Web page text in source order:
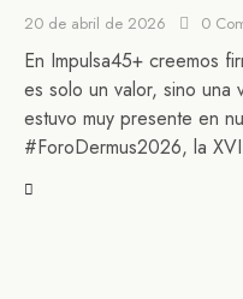
20 de abril de 2026 0
En Impulsa45+ creemos
es solo un valor, sino una
estuvo muy presente en
#ForoDermus2026, la